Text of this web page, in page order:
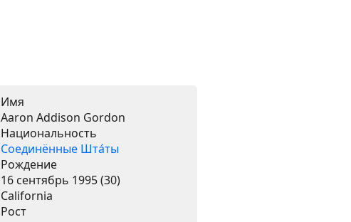
Имя
Aaron Addison Gordon
Национальность
Соединённые Шта́ты
Рождение
16 сентябрь 1995 (30)
California
Рост